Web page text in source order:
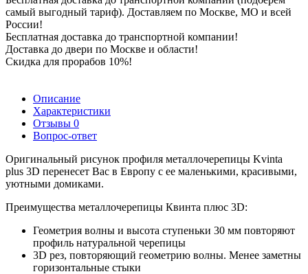
самый выгодный тариф). Доставляем по Москве, МО и всей
России!
Бесплатная доставка до транспортной компании!
Доставка до двери по Москве и области!
Скидка для прорабов 10%!
Описание
Характеристики
Отзывы 0
Вопрос-ответ
Оригинальный рисунок профиля металлочерепицы Kvinta
plus 3D перенесет Вас в Европу с ее маленькими, красивыми,
уютными домиками.
Преимущества металлочерепицы Квинта плюс 3D:
Геометрия волны и высота ступеньки 30 мм повторяют
профиль натуральной черепицы
3D рез, повторяющий геометрию волны. Менее заметны
горизонтальные стыки